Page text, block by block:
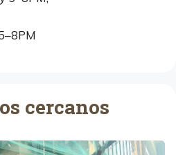
cercanos